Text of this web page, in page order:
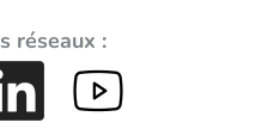
réseaux :